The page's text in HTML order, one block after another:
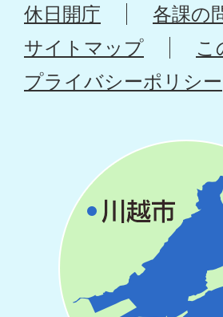
休日開庁
各課の
サイトマップ
こ
プライバシーポリシー